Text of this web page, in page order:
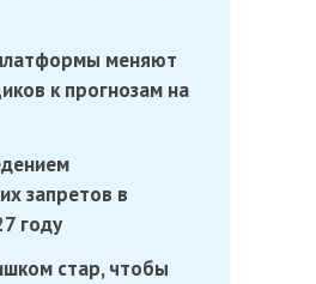
меняют
к прогнозам на
запретов в
году
стар, чтобы